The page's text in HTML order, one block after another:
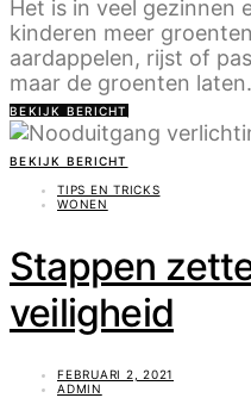
Het is in veel gezinnen
kinderen meer
aardappelen, rijst of
maar de groenten
BEKIJK BERICHT
BEKIJK BERICHT
TIPS EN TRICKS
WONEN
Stappen
veiligheid
FEBRUARI 2, 2021
ADMIN